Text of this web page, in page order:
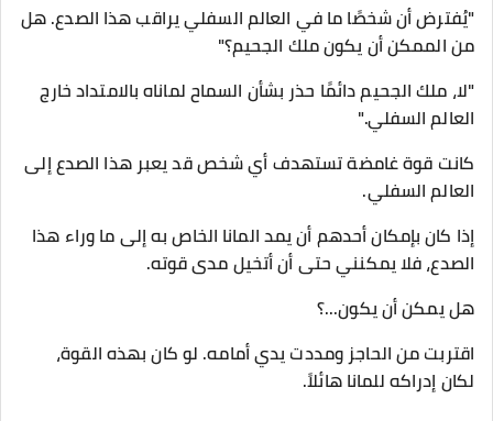
"يُفترض أن شخصًا ما في العالم السفلي يراقب هذا الصدع. هل
من الممكن أن يكون ملك الجحيم؟"
"لا، ملك الجحيم دائمًا حذر بشأن السماح لماناه بالامتداد خارج
العالم السفلي."
كانت قوة غامضة تستهدف أي شخص قد يعبر هذا الصدع إلى
العالم السفلي.
إذا كان بإمكان أحدهم أن يمد المانا الخاص به إلى ما وراء هذا
الصدع، فلا يمكنني حتى أن أتخيل مدى قوته.
هل يمكن أن يكون...؟
اقتربت من الحاجز ومددت يدي أمامه. لو كان بهذه القوة،
لكان إدراكه للمانا هائلاً.